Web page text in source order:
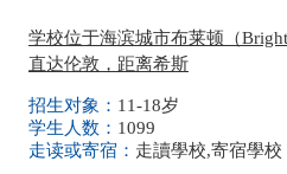
学校位于海滨城市布莱顿（
直达伦敦，距离希斯
招生对象： 11-18岁
学生人数： 1099
走读或寄宿： 走讀學校,寄宿學校